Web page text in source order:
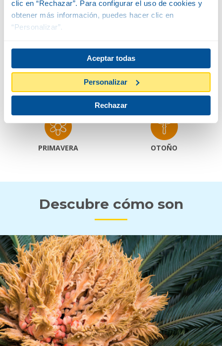
clic en “Rechazar”. Para configurar el uso de cookies y
obtener más información, puedes hacer clic en
“Personalizar”.
Aceptar todas
Personalizar
Rechazar
Ancho
1-3 M
Alto
2 M
FLOR Y FRUTO
PRIMAVERA OTOÑO
Descubre cómo son